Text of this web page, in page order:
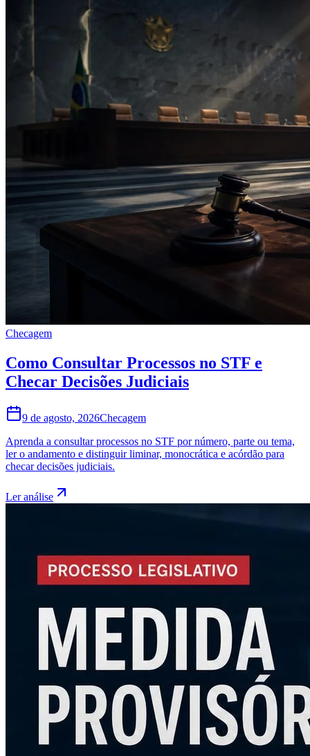
Checagem
Como Consultar Processos no STF e
Checar Decisões Judiciais
9 de agosto, 2026Checagem
Aprenda a consultar processos no STF por número, parte ou tema,
ler o andamento e distinguir liminar, monocrática e acórdão para
checar decisões judiciais.
Ler análise